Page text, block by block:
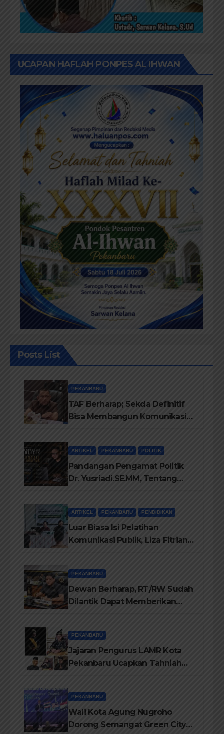
UCAPAN HAFLAH PONPES AL IHWAN
Posts List
PEKANBARU
TAF Berharap; Sekda Definitif
Bisa Membangun Komunikasi
ARTIKEL PEKANBARU POLITIK
Pandangan Pengamat Politik
Dr. Yusriadi.SE.MM, Tentang
ARTIKEL PEKANBARU PENDIDIKAN
Luar Biasa Isi Pelatihan
Komunikasi Publik, Liza Fitriani
PEKANBARU
Dewan Berharap, RT/RW Sudah
Dilantik Dapat Memberikan
PEKANBARU
Jajaran Pengurus LAMR Kota
Pekanbaru Ucapkan Tahniah
PEKANBARU
Wali Kota Agung Nugroho
Dorong Semangat Green City